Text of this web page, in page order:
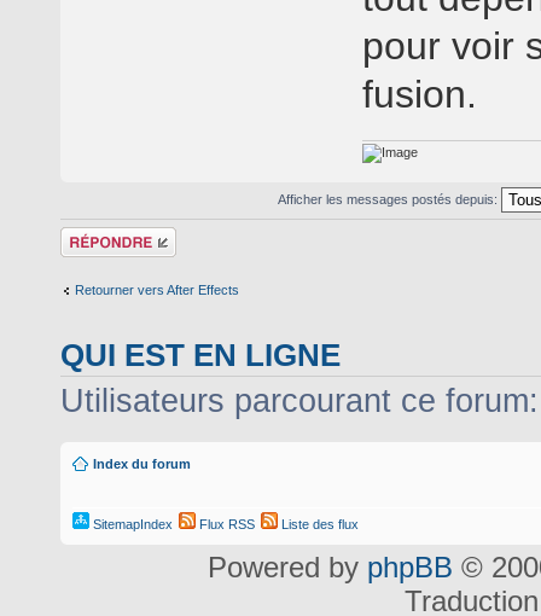
pour voir
fusion.
Afficher les messages postés depuis:
Répondre
Retourner vers After Effects
QUI EST EN LIGNE
Utilisateurs parcourant ce
Index du forum
SitemapIndex Flux RSS Liste des flux
Powered by phpBB ©